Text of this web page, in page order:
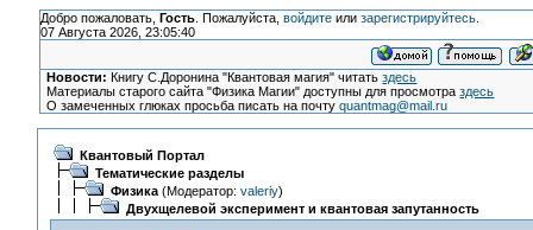
Добро пожаловать, Гость. Пожалуйста, войдитеили зарегистрируйтесь.
07 Августа 2026, 23:05:40
Новости: Книгу С.Доронина "Квантовая магия" читатьздесь
Материалы старого сайта "Физика Магии" доступны для просмотраздесь
О замеченных глюках просьба писать на почтуquantmag@mail.ru
Квантовый Портал
Тематические разделы
Физика (Модератор: valeriy)
Двухщелевой эксперимент и квантовая запутанность